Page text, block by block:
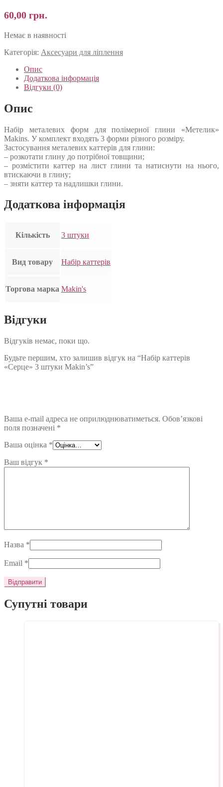
60,00 грн.
Немає в наявності
Категорія: Аксесуари для ліплення
Опис
Додаткова інформація
Відгуки (0)
Опис
Набір металевих форм для полімерної глини «Метелик»
Makins. У комплект входять 3 форми різного розміру.
Застосування металевих каттерів для глини:
– розкотати глину до потрібної товщини;
– розмістити каттер на лист глини та натиснути на нього,
втискаючи в глину;
– зняти каттер та надлишки глини.
Додаткова інформація
Кількість 3 штуки
Вид товару Набір каттерів
Торгова марка Makin's
Відгуки
Відгуків немає, поки що.
Будьте першим, хто залишив відгук на “Набір каттерів
«Серце» 3 штуки Makin’s”
Ваша e-mail адреса не оприлюднюватиметься. Обов’язкові
поля позначені *
Ваша оцінка *
Ваш відгук *
Назва *
Email *
Супутні товари